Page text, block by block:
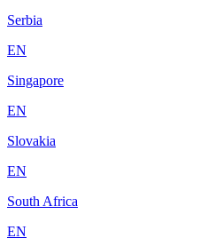
Serbia
EN
Singapore
EN
Slovakia
EN
South Africa
EN